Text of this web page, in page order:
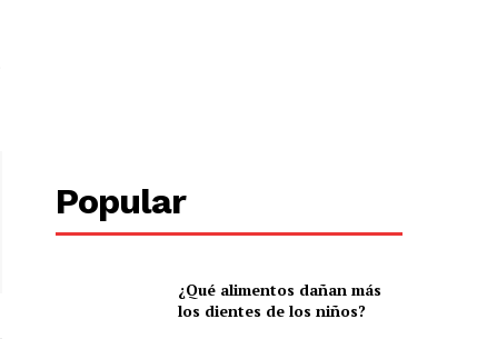
Popular
¿Qué alimentos dañan más
los dientes de los niños?